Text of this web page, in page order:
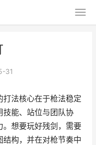
31
法核心在于枪法稳定
技能、站位与团队协
。想要玩好残剑，需要
构，并在对枪节奏中